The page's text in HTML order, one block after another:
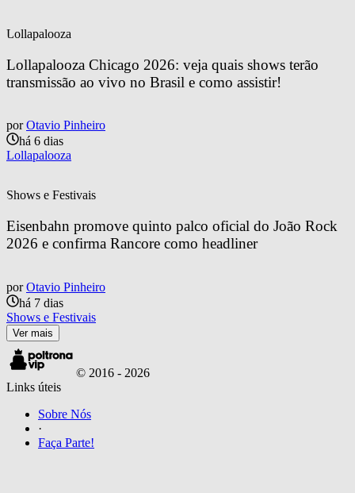
Lollapalooza
Lollapalooza Chicago 2026: veja quais shows terão
transmissão ao vivo no Brasil e como assistir!
por Otavio Pinheiro
há 6 dias
Lollapalooza
Shows e Festivais
Eisenbahn promove quinto palco oficial do João Rock
2026 e confirma Rancore como headliner
por Otavio Pinheiro
há 7 dias
Shows e Festivais
Ver mais
© 2016 - 2026
Links úteis
Sobre Nós
·
Faça Parte!